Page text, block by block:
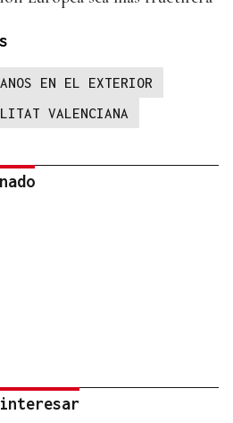
EN EL EXTERIOR
VALENCIANA
interesar